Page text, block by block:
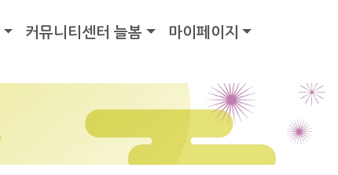
커뮤니티센터 늘봄 마이페이지